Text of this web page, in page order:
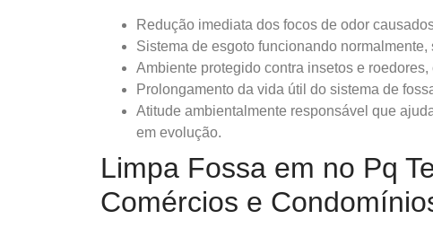
Redução imediata dos focos de odor
Sistema de esgoto funcionando normalmente,
Ambiente protegido contra insetos e
Prolongamento da vida útil do sistema de
Atitude ambientalmente responsável que
em evolução.
Limpa Fossa em no Pq
Comércios e